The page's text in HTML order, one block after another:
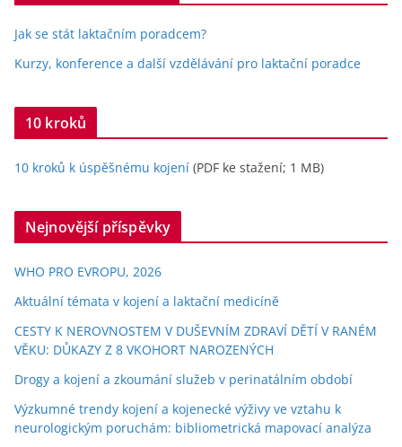
Jak se stát laktačním poradcem?
Kurzy, konference a další vzdělávání pro laktační poradce
10 kroků
10 kroků k úspěšnému kojení (PDF ke stažení; 1 MB)
Nejnovější příspěvky
WHO PRO EVROPU, 2026
Aktuální témata v kojení a laktační medicíně
CESTY K NEROVNOSTEM V DUŠEVNÍM ZDRAVÍ DĚTÍ V RANÉM
VĚKU: DŮKAZY Z 8 VKOHORT NAROZENÝCH
Drogy a kojení a zkoumání služeb v perinatálním období
Výzkumné trendy kojení a kojenecké výživy ve vztahu k
neurologickým poruchám: bibliometrická mapovací analýza